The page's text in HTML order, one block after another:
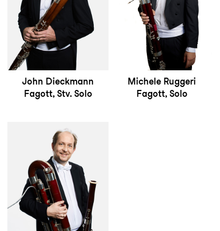
John Dieckmann
Fagott, Stv. Solo
Michele Ruggeri
Fagott, Solo